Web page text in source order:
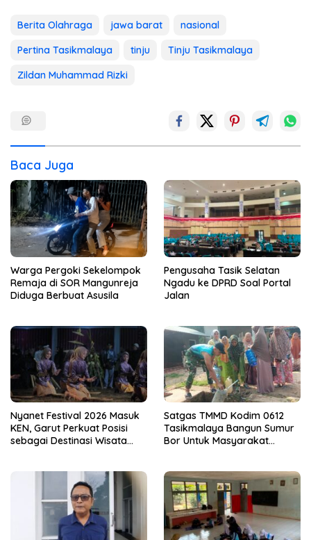
Berita Olahraga jawa barat
nasional
Pertina Tasikmalaya
tinju
Tinju Tasikmalaya
Zildan Muhammad Rizki
Baca Juga
Warga Pergoki Sekelompok
Remaja di SOR Mangunreja
Diduga Berbuat Asusila
Pengusaha Tasik Selatan
Ngadu ke DPRD Soal Portal
Jalan
Nyanet Festival 2026 Masuk
KEN, Garut Perkuat Posisi
sebagai Destinasi Wisata
Satgas TMMD Kodim 0612
Tasikmalaya Bangun Sumur
Bor Untuk Masyarakat